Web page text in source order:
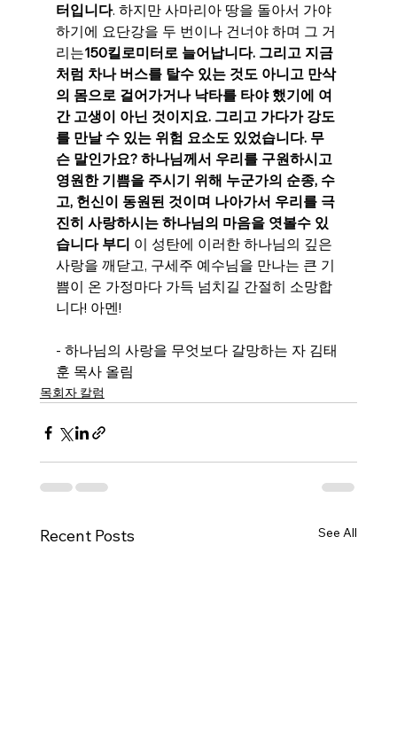
터입니다. 하지만 사마리아 땅을 돌아서 가야
하기에 요단강을 두 번이나 건너야 하며 그 거
리는150킬로미터로 늘어납니다. 그리고 지금
처럼 차나 버스를 탈수 있는 것도 아니고 만삭
의 몸으로 걸어가거나 낙타를 타야 했기에 여
간 고생이 아닌 것이지요. 그리고 가다가 강도
를 만날 수 있는 위험 요소도 있었습니다. 무
슨 말인가요? 하나님께서 우리를 구원하시고
영원한 기쁨을 주시기 위해 누군가의 순종, 수
고, 헌신이 동원된 것이며 나아가서 우리를 극
진히 사랑하시는 하나님의 마음을 엿볼수 있
습니다 부디 이 성탄에 이러한 하나님의 깊은
사랑을 깨닫고, 구세주 예수님을 만나는 큰 기
쁨이 온 가정마다 가득 넘치길 간절히 소망합
니다! 아멘!
- 하나님의 사랑을 무엇보다 갈망하는 자 김태
훈 목사 올림
목회자 칼럼
Recent Posts See All